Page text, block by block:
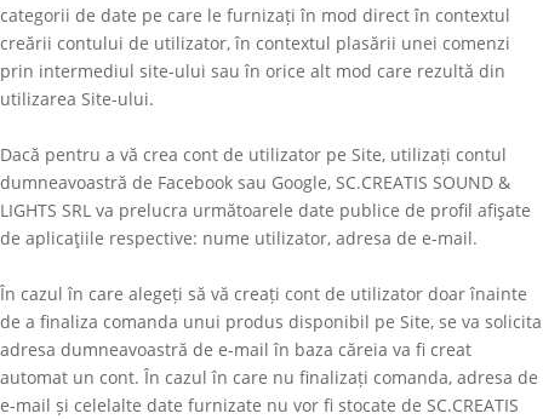
categorii de date pe care le furnizați în mod direct în contextul
creării contului de utilizator, în contextul plasării unei comenzi
prin intermediul site-ului sau în orice alt mod care rezultă din
utilizarea Site-ului.
Dacă pentru a vă crea cont de utilizator pe Site, utilizați contul
dumneavoastră de Facebook sau Google, SC.CREATIS SOUND &
LIGHTS SRL va prelucra următoarele date publice de profil afişate
de aplicaţiile respective: nume utilizator, adresa de e-mail.
În cazul în care alegeți să vă creați cont de utilizator doar înainte
de a finaliza comanda unui produs disponibil pe Site, se va solicita
adresa dumneavoastră de e-mail în baza căreia va fi creat
automat un cont. În cazul în care nu finalizați comanda, adresa de
e-mail și celelalte date furnizate nu vor fi stocate de SC.CREATIS